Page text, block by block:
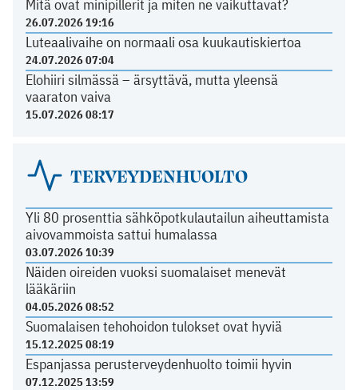
Mitä ovat minipillerit ja miten ne vaikuttavat?
26.07.2026 19:16
Luteaalivaihe on normaali osa kuukautiskiertoa
24.07.2026 07:04
Elohiiri silmässä – ärsyttävä, mutta yleensä
vaaraton vaiva
15.07.2026 08:17
TERVEYDENHUOLTO
Yli 80 prosenttia sähköpotkulautailun aiheuttamista
aivovammoista sattui humalassa
03.07.2026 10:39
Näiden oireiden vuoksi suomalaiset menevät
lääkäriin
04.05.2026 08:52
Suomalaisen tehohoidon tulokset ovat hyviä
15.12.2025 08:19
Espanjassa perusterveydenhuolto toimii hyvin
07.12.2025 13:59